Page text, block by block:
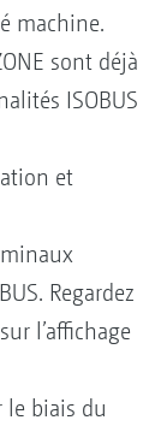
machine.
sont déjà
ISOBUS
et
Regardez
l’affichage
le biais du